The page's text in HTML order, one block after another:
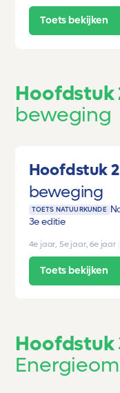
Toets bekijken
Hoofdstuk
beweging
Hoofdstuk 2
beweging
TOETS NATUURKUNDE
3e editie
4e jaar, 5e jaar, 6e jaar
Toets bekijken
Hoofdstuk